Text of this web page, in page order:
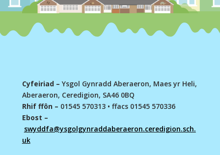
Cyfeiriad – Ysgol Gynradd Aberaeron, Maes yr Heli,
Aberaeron, Ceredigion, SA46 0BQ
Rhif ffôn – 01545 570313 • ffacs 01545 570336
Ebost –
swyddfa@ysgolgynraddaberaeron.ceredigion.sch.
uk